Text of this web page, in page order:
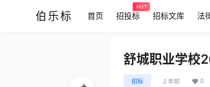
伯乐标 首页 招投标
HOT
招标文库 法
舒城职业学校
招标 2 年前 0